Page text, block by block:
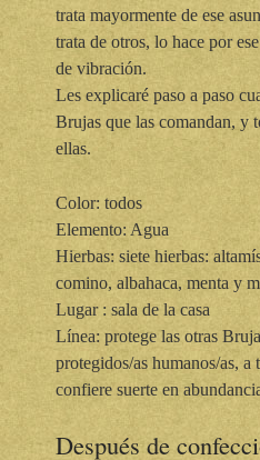
trata mayormente de ese
trata de otros, lo hace por
de vibración.
Les explicaré paso a paso
Brujas que las comandan, y
ellas.
Color: todos
Elemento: Agua
Hierbas: siete hierbas:
comino, albahaca, menta y
Lugar : sala de la casa
Línea: protege las otras
protegidos/as humanos/as, a
confiere suerte en
Después de